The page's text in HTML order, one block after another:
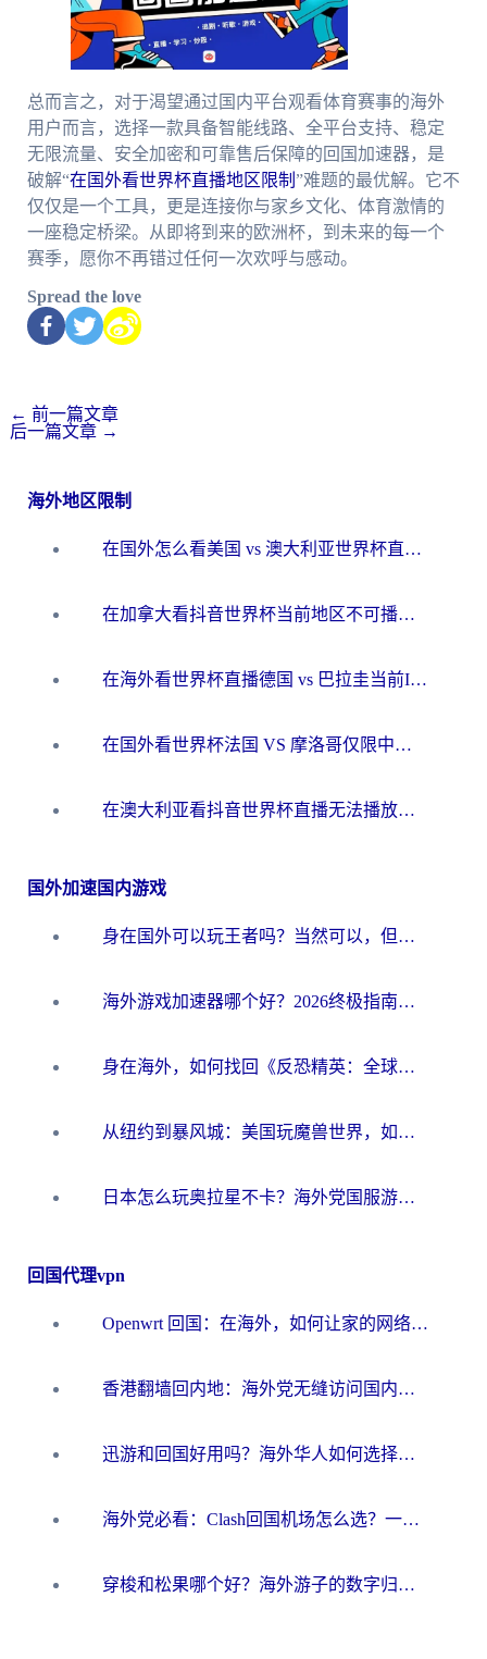
总而言之，对于渴望通过国内平台观看体育赛事的海外
用户而言，选择一款具备智能线路、全平台支持、稳定
无限流量、安全加密和可靠售后保障的回国加速器，是
破解“在国外看世界杯直播地区限制 ”难题的最优解。它不
仅仅是一个工具，更是连接你与家乡文化、体育激情的
一座稳定桥梁。从即将到来的欧洲杯，到未来的每一个
赛季，愿你不再错过任何一次欢呼与感动。
Spread the love
← 前一篇文章
后一篇文章 →
海外地区限制
在国外怎么看美国 vs 澳大利亚世界杯直播？海外党必藏的中文解说观赛指南
在加拿大看抖音世界杯当前地区不可播放？海外党体育观赛终极指南
在海外看世界杯直播德国 vs 巴拉圭当前IP受限制？这篇指南帮你轻松解决地区限制
在国外看世界杯法国 VS 摩洛哥仅限中国大陆？别让地域限制拦下你的欢呼
在澳大利亚看抖音世界杯直播无法播放？海外党体育观赛终极指南来了！
国外加速国内游戏
身在国外可以玩王者吗？当然可以，但你需要这份“加速”指南
海外游戏加速器哪个好？2026终极指南帮你畅玩国服+解决卡顿难题
身在海外，如何找回《反恐精英：全球攻势》国服的丝滑手感？一份给你的终极指南
从纽约到暴风城：美国玩魔兽世界，如何找到你的最佳网络航线
日本怎么玩奥拉星不卡？海外党国服游戏加速器选择全攻略
回国代理vpn
Openwrt 回国：在海外，如何让家的网络触手可及
香港翻墙回内地：海外党无缝访问国内资源的加速器选择全攻略
迅游和回国好用吗？海外华人如何选择靠谱的回国加速器
海外党必看：Clash回国机场怎么选？一篇搞定无缝访问国内资源的全攻略
穿梭和松果哪个好？海外游子的数字归乡路，到底该怎么选